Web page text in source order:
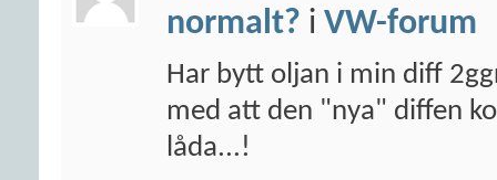
normalt? i VW-forum
Har bytt oljan i min diff
med att den "nya" diffen
låda...!